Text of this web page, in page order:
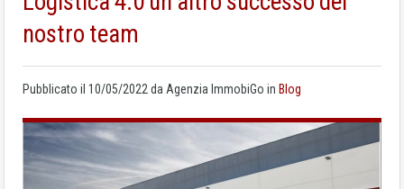
nostro team
Pubblicato il 10/05/2022 da Agenzia ImmobiGo in Blog